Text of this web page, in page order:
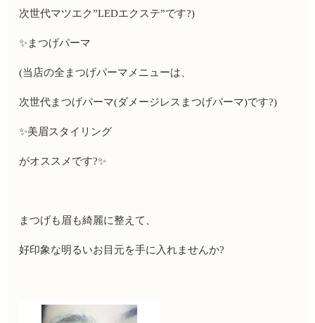
次世代マツエク”LEDエクステ”です?)
✨まつげパーマ
(当店の全まつげパーマメニューは、
次世代まつげパーマ(ダメージレスまつげパーマ)です?)
✨美眉スタイリング
がオススメです?✨
まつげも眉も綺麗に整えて、
好印象な明るいお目元を手に入れませんか?